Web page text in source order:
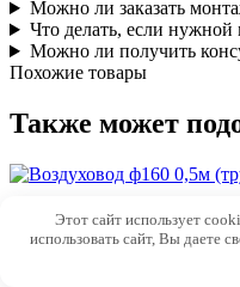
Можно ли заказать
Что делать, если
Можно ли получить
Похожие товары
Также может
Воздуховод ф160
стали 0,5мм
Этот сайт использует
использовать сайт, Вы даете